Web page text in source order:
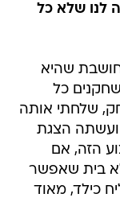
בת 40, מזכירה לנו שלא כל
שהיא
כל
שלחתי אותה
ועשתה הצגת
הזה, אם
לא בית שאפשר
כילד, מאוד